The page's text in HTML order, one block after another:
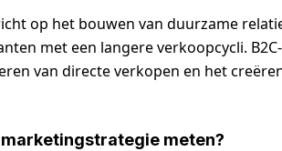
op het bouwen van duurzame
met een langere verkoopcycli.
van directe verkopen en het
marketingstrategie meten?